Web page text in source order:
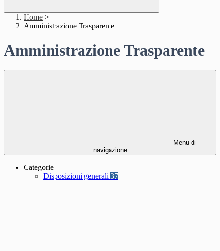
Home >
Amministrazione Trasparente
Amministrazione Trasparente
Menu di
navigazione
Categorie
Disposizioni generali 37